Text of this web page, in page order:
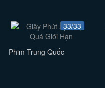
33/33
Phim Trung Quốc